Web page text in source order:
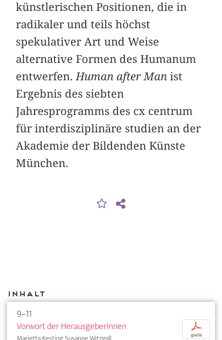
künstlerischen Positionen, die in
radikaler und teils höchst
spekulativer Art und Weise
alternative Formen des Humanum
entwerfen. Human after Man ist
Ergebnis des siebten
Jahresprogramms des cx centrum
für interdisziplinäre studien an der
Akademie der Bildenden Künste
München.
Inhalt
9–11
Vorwort der Herausgeberinnen
p
gratis